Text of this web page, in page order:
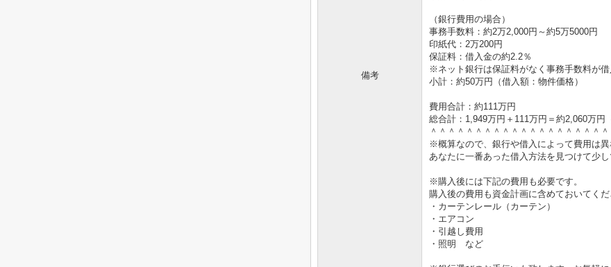
備考
（銀行費用の場合）
事務手数料：約2万2,000円～約5万5000円
印紙代：2万200円
保証料：借入金の約2.2％
※ネット銀行は保証料がなく事務手数料が借
小計：約50万円（借入額：物件価格）
費用合計：約111万円
総合計：1,949万円＋111万円＝約2,060万円
＾＾＾＾＾＾＾＾＾＾＾＾＾＾＾＾＾＾＾＾
※概算なので、銀行や借入によって費用は異
あなたに一番あった借入方法を見つけて少
※購入後には下記の費用も必要です。
購入後の費用も資金計画に含めておいてくだ
・カーテンレール（カーテン）
・エアコン
・引越し費用
・照明 など